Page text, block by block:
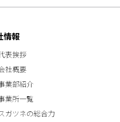
情報
表挨拶
社概要
業部紹介
業所一覧
ガツネの総合力